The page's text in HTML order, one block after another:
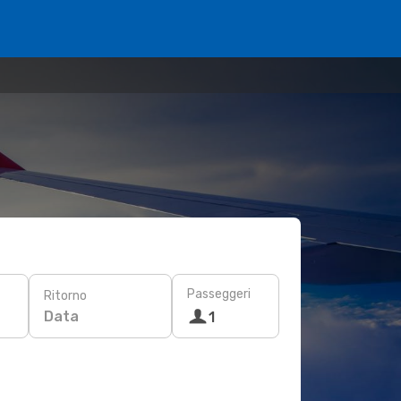
Ritorno
Data
Passeggeri
1